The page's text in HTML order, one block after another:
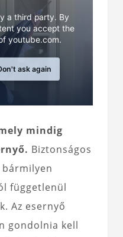
a third party. By
you accept the
youtube.com.
ask again
mindig
Biztonságos
függetlenül
Az esernyő
gondolnia kell